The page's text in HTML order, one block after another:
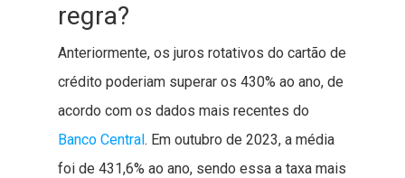
regra?
Anteriormente, os juros rotativos do cartão de
crédito poderiam superar os 430% ao ano, de
acordo com os dados mais recentes do
Banco Central. Em outubro de 2023, a média
foi de 431,6% ao ano, sendo essa a taxa mais